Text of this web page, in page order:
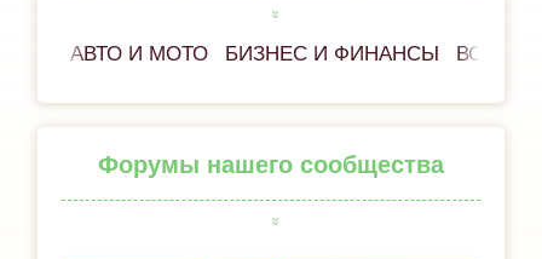
АВТО И МОТО БИЗНЕС И ФИНАНСЫ ВСЁ
Форумы нашего сообщества